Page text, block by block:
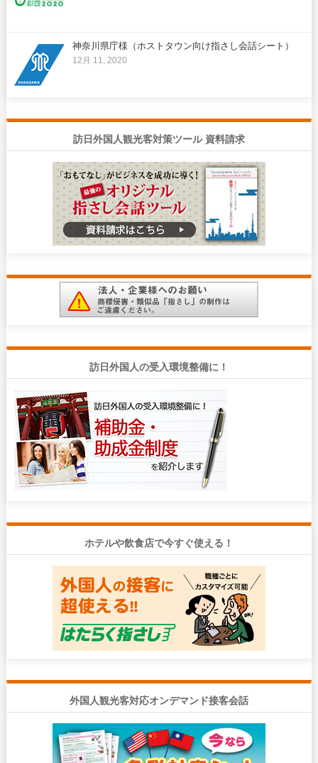
神奈川県庁様（ホストタウン向け指さし会話シート）
12月 11, 2020
訪日外国人観光客対策ツール 資料請求
訪日外国人の受入環境整備に！
ホテルや飲食店で今すぐ使える！
外国人観光客対応オンデマンド接客会話